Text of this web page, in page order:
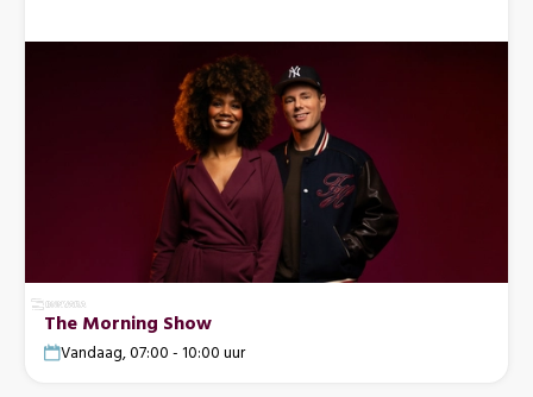
The Morning Show
Vandaag, 07:00 - 10:00 uur